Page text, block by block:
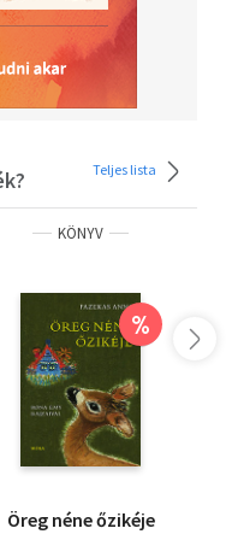
Teljes lista
KÖNYV
%
Öreg néne őzikéje